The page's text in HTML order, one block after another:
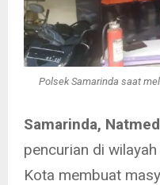
Polsek Samarinda saat
Samarinda,
pencurian di
Kota membuat